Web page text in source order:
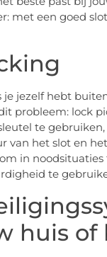
met een goed
jezelf hebt
probleem: lock
te
van het slot en
in
te
huis of